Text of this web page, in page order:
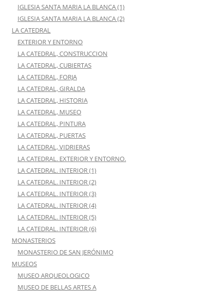
IGLESIA SANTA MARIA LA BLANCA (1)
IGLESIA SANTA MARIA LA BLANCA (2)
LA CATEDRAL
EXTERIOR Y ENTORNO
LA CATEDRAL, CONSTRUCCION
LA CATEDRAL, CUBIERTAS
LA CATEDRAL, FORJA
LA CATEDRAL, GIRALDA
LA CATEDRAL, HISTORIA
LA CATEDRAL, MUSEO
LA CATEDRAL, PINTURA
LA CATEDRAL, PUERTAS
LA CATEDRAL, VIDRIERAS
LA CATEDRAL. EXTERIOR Y ENTORNO.
LA CATEDRAL. INTERIOR (1)
LA CATEDRAL. INTERIOR (2)
LA CATEDRAL. INTERIOR (3)
LA CATEDRAL. INTERIOR (4)
LA CATEDRAL. INTERIOR (5)
LA CATEDRAL. INTERIOR (6)
MONASTERIOS
MONASTERIO DE SAN JERÓNIMO
MUSEOS
MUSEO ARQUEOLOGICO
MUSEO DE BELLAS ARTES A